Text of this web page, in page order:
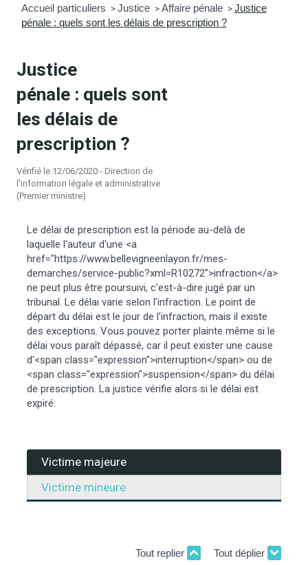
municipaux
sur la commune
d’urbanisme
Association
domaine public
à la commune
Accueil particuliers > Justice > Affaire pénale > Justice
pénale : quels sont les délais de prescription ?
Justice
pénale : quels sont
les délais de
prescription ?
Vérifié le 12/06/2020 - Direction de
l'information légale et administrative
(Premier ministre)
Le délai de prescription est la période au-delà de
laquelle l'auteur d'une <a
href="https://www.bellevigneenlayon.fr/mes-
demarches/service-public?xml=R10272">infraction</a>
ne peut plus être poursuivi, c'est-à-dire jugé par un
tribunal. Le délai varie selon l'infraction. Le point de
départ du délai est le jour de l'infraction, mais il existe
des exceptions. Vous pouvez porter plainte même si le
délai vous paraît dépassé, car il peut exister une cause
d'<span class="expression">interruption</span> ou de
<span class="expression">suspension</span> du délai
de prescription. La justice vérifie alors si le délai est
expiré.
Victime majeure
Victime mineure
Tout replier Tout déplier